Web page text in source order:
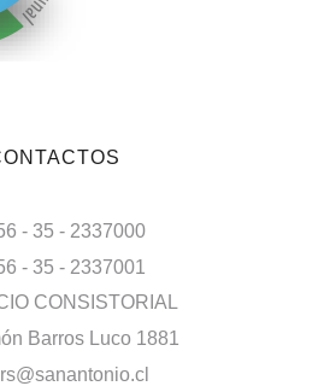
- 35 - 2337000
- 35 - 2337001
CONSISTORIAL
Barros Luco 1881